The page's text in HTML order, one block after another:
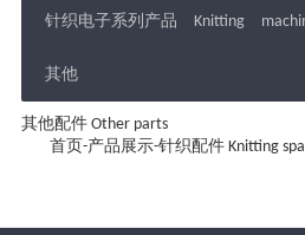
针织电子系列产品 Knitting
其他
其他配件 Other parts
首页-产品展示-针织配件 Knitting